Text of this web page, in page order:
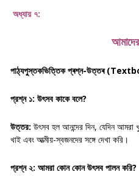
অধ্যায় ৭:
পাঠ্যপুস্তকভিত্তিক প্ৰশ্ন-উত্তৰ
প্রশ্ন ১: উৎসব কাকে বলে?
উত্তর: উৎসব হল আনন্দের দিন, যেদিন আমরা
খাই এবং আত্মীয়-স্বজনদের সঙ্গে দেখা করি।
প্রশ্ন ২: আমরা কোন কোন উৎসব পালন করি?